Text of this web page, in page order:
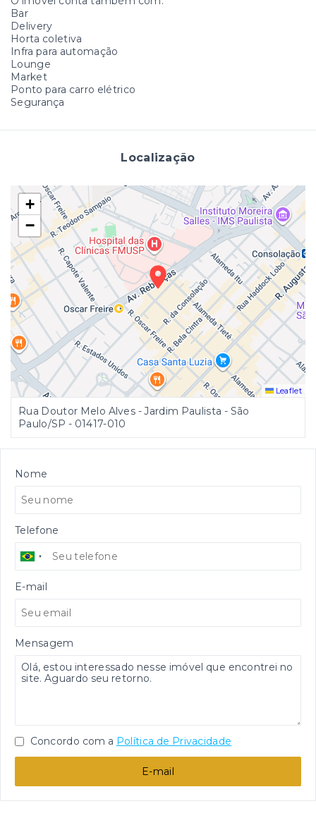
Bar
Delivery
Horta coletiva
Infra para automação
Lounge
Market
Ponto para carro elétrico
Segurança
Localização
+
−
Leaflet
Rua Doutor Melo Alves - Jardim Paulista - São
Paulo/SP - 01417-010
Nome
Telefone
E-mail
Mensagem
Concordo com a Política de Privacidade
E-mail